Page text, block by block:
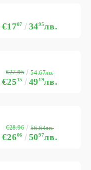
€1787 3495лв.
€2515 4919лв.
€27.95 54.67лв.
€2606 5097лв.
€28.96 56.64лв.